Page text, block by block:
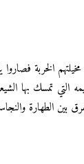
الخربة فصاروا
التي تمسك بها
بين الطهارة